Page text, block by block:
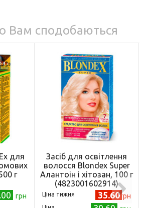
Вам сподобаються
для
г
грн
Засіб для освітлення
волосся Blondex Super
Алантоін і хітозан, 100 г
(4823001602914)
Ціна тижня 35.60грн